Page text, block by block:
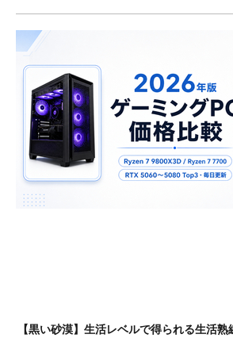
【黒い砂漠】生活レベルで得られる生活